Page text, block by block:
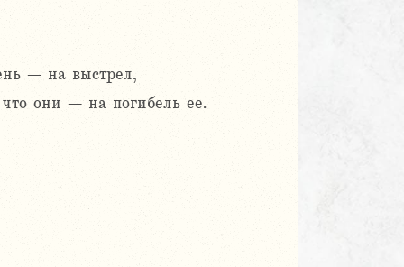
– на выстрел,
что они – на погибель ее.